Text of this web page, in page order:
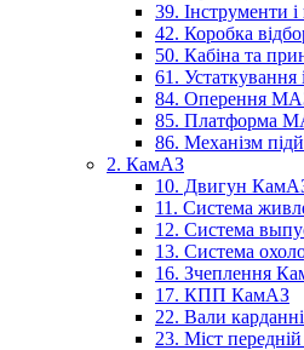
39. Інструменти
42. Коробка
50. Кабіна та
61.
84. Оперення
85. Платформа
86. Механізм
2. КамАЗ
10. Двигун
11. Система
12. Система
13. Система
16. Зчеплення
17. КПП КамАЗ
22. Вали
23. Міст